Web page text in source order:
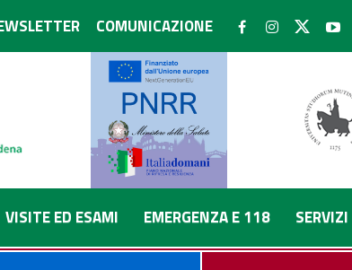
COMUNICAZIONE
VISITE ED ESAMI EMERGENZA E 118